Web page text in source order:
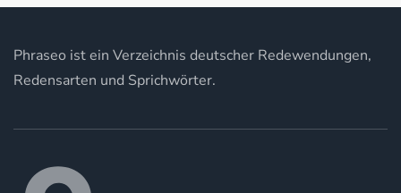
Phraseo ist ein Verzeichnis deutscher Redewendungen,
Redensarten und Sprichwörter.